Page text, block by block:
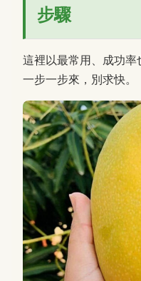
步驟
這裡以最常用、成功率
一步一步來，別求快。